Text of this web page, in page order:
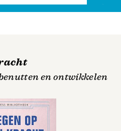
en ontwikkelen